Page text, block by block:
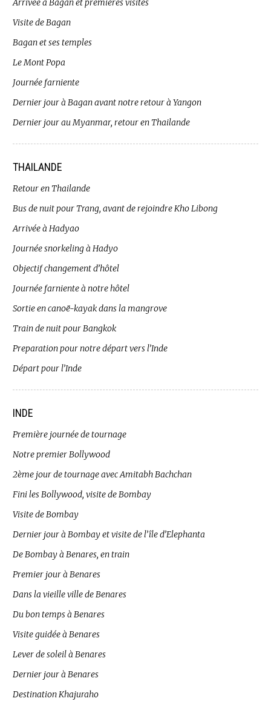
Visite de Bagan
Bagan et ses temples
Le Mont Popa
Journée farniente
Dernier jour à Bagan avant notre retour à Yangon
Dernier jour au Myanmar, retour en Thailande
THAILANDE
Retour en Thailande
Bus de nuit pour Trang, avant de rejoindre Kho Libong
Arrivée à Hadyao
Journée snorkeling à Hadyo
Objectif changement d’hôtel
Journée farniente à notre hôtel
Sortie en canoë-kayak dans la mangrove
Train de nuit pour Bangkok
Preparation pour notre départ vers l’Inde
Départ pour l’Inde
INDE
Première journée de tournage
Notre premier Bollywood
2ème jour de tournage avec Amitabh Bachchan
Fini les Bollywood, visite de Bombay
Visite de Bombay
Dernier jour à Bombay et visite de l’île d’Elephanta
De Bombay à Benares, en train
Premier jour à Benares
Dans la vieille ville de Benares
Du bon temps à Benares
Visite guidée à Benares
Lever de soleil à Benares
Dernier jour à Benares
Destination Khajuraho